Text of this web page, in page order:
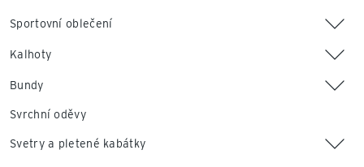
Sportovní oblečení
Kalhoty
Bundy
Svrchní oděvy
Svetry a pletené kabátky